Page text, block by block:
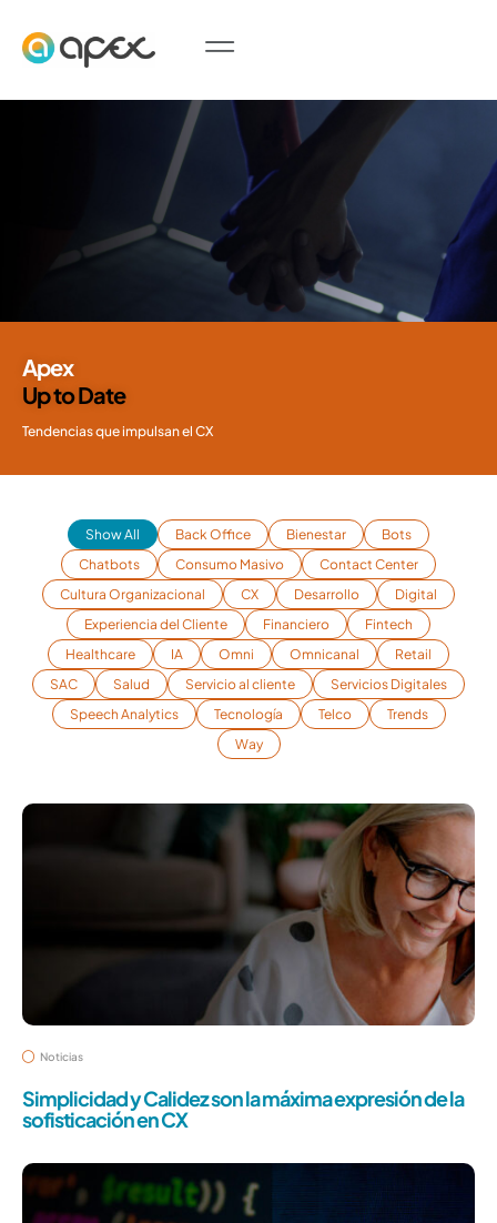
Apex
Up to Date
Tendencias que impulsan el CX
Back Office Bienestar
Bots
Chatbots
Consumo Masivo
Contact Center
Cultura Organizacional
CX Desarrollo
Digital
Experiencia del Cliente
Financiero
Fintech
Healthcare
IA Omni Omnicanal
Retail
SAC
Salud Servicio al cliente
Servicios Digitales
Speech Analytics
Tecnología Telco
Trends
Way
Show All
Noticias
Simplicidad y Calidez son la máxima expresión de la
sofisticación en CX